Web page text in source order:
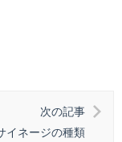
次の記事
イネージの種類